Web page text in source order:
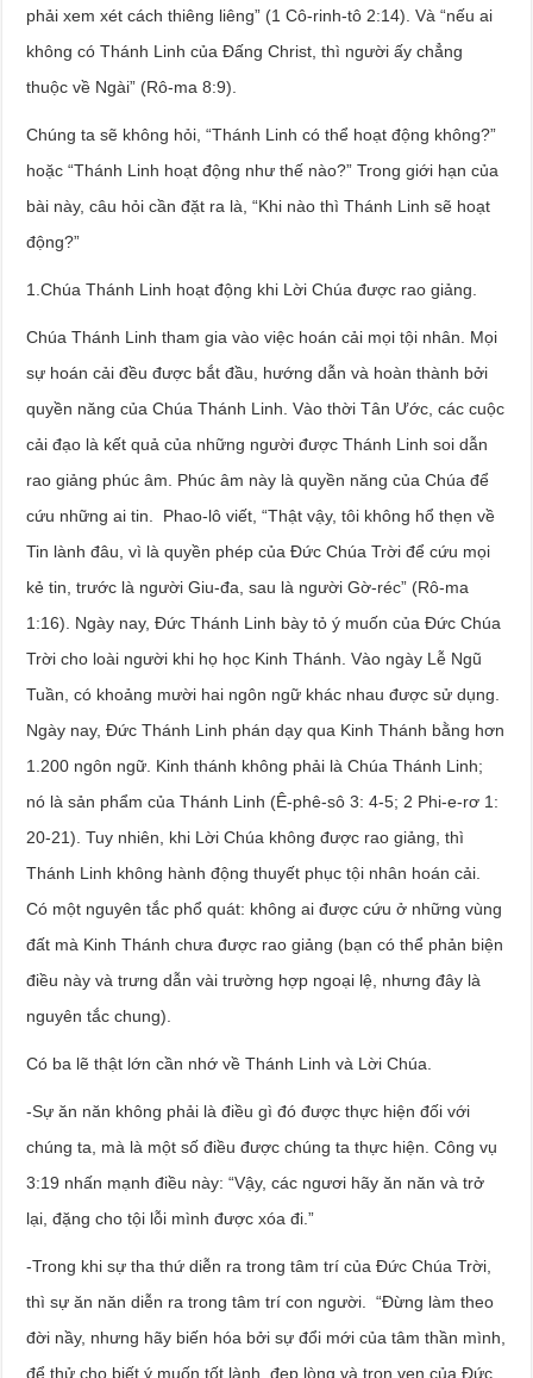
phải xem xét cách thiêng liêng” (1 Cô-rinh-tô 2:14). Và “nếu ai
không có Thánh Linh của Đấng Christ, thì người ấy chẳng
thuộc về Ngài” (Rô-ma 8:9).
Chúng ta sẽ không hỏi, “Thánh Linh có thể hoạt động không?”
hoặc “Thánh Linh hoạt động như thế nào?” Trong giới hạn của
bài này, câu hỏi cần đặt ra là, “Khi nào thì Thánh Linh sẽ hoạt
động?”
1.Chúa Thánh Linh hoạt động khi Lời Chúa được rao giảng.
Chúa Thánh Linh tham gia vào việc hoán cải mọi tội nhân. Mọi
sự hoán cải đều được bắt đầu, hướng dẫn và hoàn thành bởi
quyền năng của Chúa Thánh Linh. Vào thời Tân Ước, các cuộc
cải đạo là kết quả của những người được Thánh Linh soi dẫn
rao giảng phúc âm. Phúc âm này là quyền năng của Chúa để
cứu những ai tin. Phao-lô viết, “Thật vậy, tôi không hổ thẹn về
Tin lành đâu, vì là quyền phép của Đức Chúa Trời để cứu mọi
kẻ tin, trước là người Giu-đa, sau là người Gờ-réc” (Rô-ma
1:16). Ngày nay, Đức Thánh Linh bày tỏ ý muốn của Đức Chúa
Trời cho loài người khi họ học Kinh Thánh. Vào ngày Lễ Ngũ
Tuần, có khoảng mười hai ngôn ngữ khác nhau được sử dụng.
Ngày nay, Đức Thánh Linh phán dạy qua Kinh Thánh bằng hơn
1.200 ngôn ngữ. Kinh thánh không phải là Chúa Thánh Linh;
nó là sản phẩm của Thánh Linh (Ê-phê-sô 3: 4-5; 2 Phi-e-rơ 1:
20-21). Tuy nhiên, khi Lời Chúa không được rao giảng, thì
Thánh Linh không hành động thuyết phục tội nhân hoán cải.
Có một nguyên tắc phổ quát: không ai được cứu ở những vùng
đất mà Kinh Thánh chưa được rao giảng (bạn có thể phản biện
điều này và trưng dẫn vài trường hợp ngoại lệ, nhưng đây là
nguyên tắc chung).
Có ba lẽ thật lớn cần nhớ về Thánh Linh và Lời Chúa.
-Sự ăn năn không phải là điều gì đó được thực hiện đối với
chúng ta, mà là một số điều được chúng ta thực hiện. Công vụ
3:19 nhấn mạnh điều này: “Vậy, các ngươi hãy ăn năn và trở
lại, đặng cho tội lỗi mình được xóa đi.”
-Trong khi sự tha thứ diễn ra trong tâm trí của Đức Chúa Trời,
thì sự ăn năn diễn ra trong tâm trí con người. “Đừng làm theo
đời nầy, nhưng hãy biến hóa bởi sự đổi mới của tâm thần mình,
để thử cho biết ý muốn tốt lành, đẹp lòng và trọn vẹn của Đức